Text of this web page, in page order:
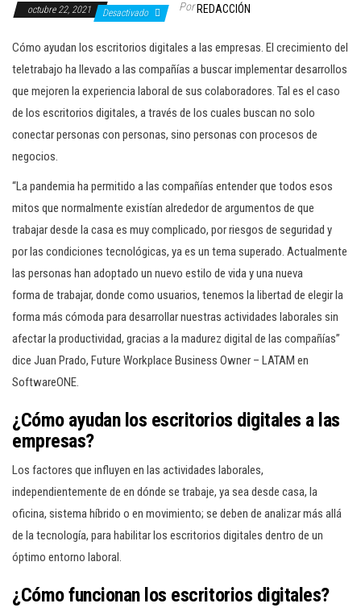
octubre 22, 2021 Desactivado Por REDACCIÓN
Cómo ayudan los escritorios digitales a las empresas. El crecimiento del
teletrabajo ha llevado a las compañías a buscar implementar desarrollos
que mejoren la experiencia laboral de sus colaboradores. Tal es el caso
de los escritorios digitales, a través de los cuales buscan no solo
conectar personas con personas, sino personas con procesos de
negocios.
“La pandemia ha permitido a las compañías entender que todos esos
mitos que normalmente existían alrededor de argumentos de que
trabajar desde la casa es muy complicado, por riesgos de seguridad y
por las condiciones tecnológicas, ya es un tema superado. Actualmente
las personas han adoptado un nuevo estilo de vida y una nueva
forma de trabajar, donde como usuarios, tenemos la libertad de elegir la
forma más cómoda para desarrollar nuestras actividades laborales sin
afectar la productividad, gracias a la madurez digital de las compañías”
dice Juan Prado, Future Workplace Business Owner – LATAM en
SoftwareONE.
¿Cómo ayudan los escritorios digitales a las
empresas?
Los factores que influyen en las actividades laborales,
independientemente de en dónde se trabaje, ya sea desde casa, la
oficina, sistema híbrido o en movimiento; se deben de analizar más allá
de la tecnología, para habilitar los escritorios digitales dentro de un
óptimo entorno laboral.
¿Cómo funcionan los escritorios digitales?